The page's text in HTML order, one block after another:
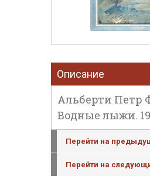
Описание
Альберти Петр
Водные лыжи.
Перейти на
Перейти на